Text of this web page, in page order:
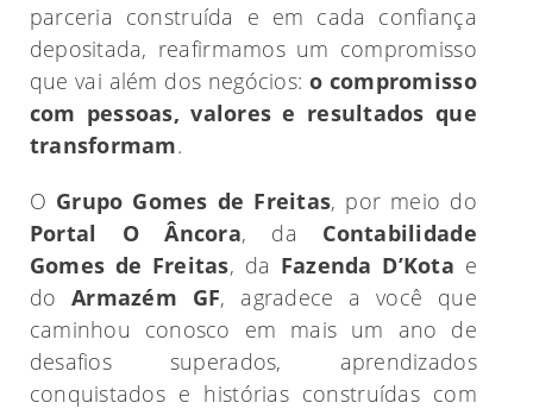
parceria construída e em cada confiança
depositada, reafirmamos um compromisso
que vai além dos negócios: o compromisso
com pessoas, valores e resultados que
transformam.
O Grupo Gomes de Freitas, por meio do
Portal O Âncora, da Contabilidade
Gomes de Freitas, da Fazenda D’Kota e
doArmazém GF, agradece a você que
caminhou conosco em mais um ano de
desafios superados, aprendizados
conquistados e histórias construídas com